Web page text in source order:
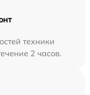
техники
2 часов.